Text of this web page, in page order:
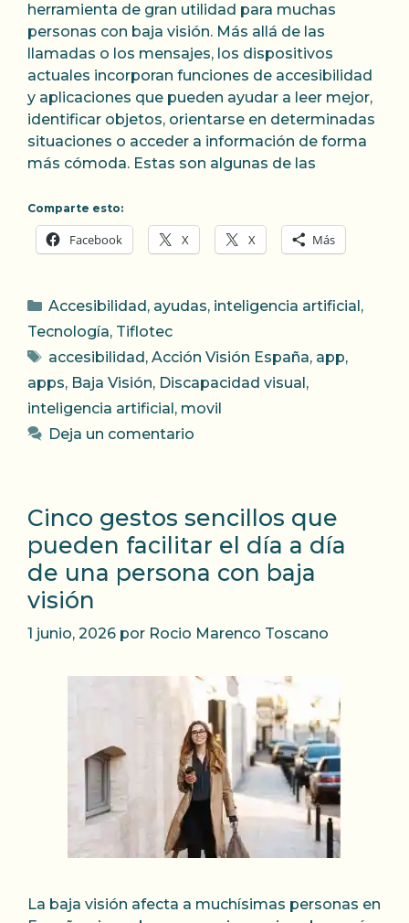
herramienta de gran utilidad para muchas
personas con baja visión. Más allá de las
llamadas o los mensajes, los dispositivos
actuales incorporan funciones de accesibilidad
y aplicaciones que pueden ayudar a leer mejor,
identificar objetos, orientarse en determinadas
situaciones o acceder a información de forma
más cómoda. Estas son algunas de las
Comparte esto:
Facebook X X Más
Categorías
Accesibilidad , ayudas, inteligencia artificial ,
Tecnología, Tiflotec
Etiquetas
accesibilidad , Acción Visión España, app,
apps, Baja Visión, Discapacidad visual ,
inteligencia artificial , movil
Deja un comentario
Cinco gestos sencillos que
pueden facilitar el día a día
de una persona con baja
visión
1 junio, 2026 por Rocio Marenco Toscano
La baja visión afecta a muchísimas personas en